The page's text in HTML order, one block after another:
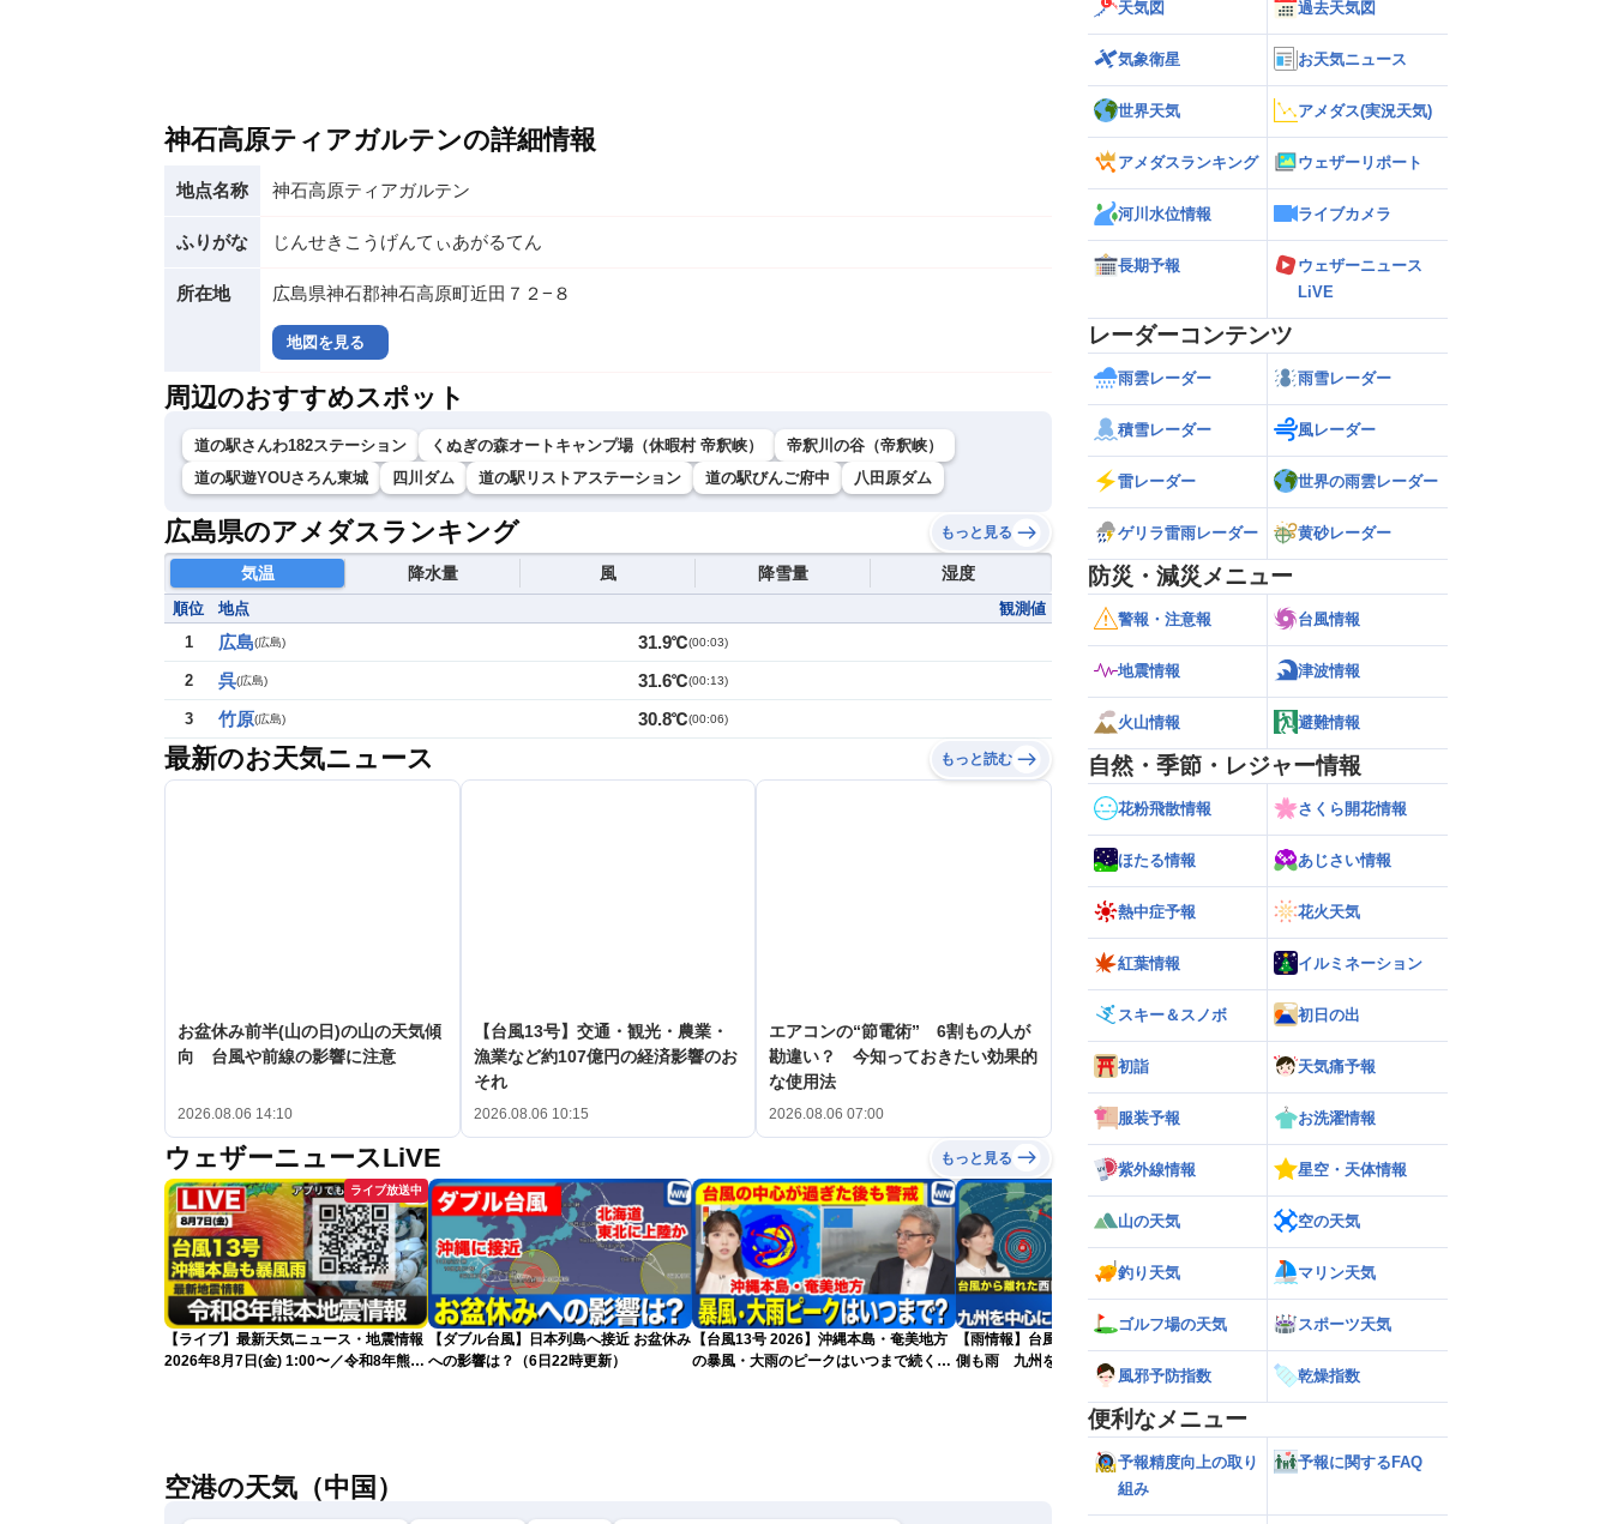
神石高原ティアガルテンの詳細情報
地点名称 神石高原ティアガルテン
ふりがな じんせきこうげんてぃあがるてん
所在地 広島県神石郡神石高原町近田７２−８
地図を見る
周辺のおすすめスポット
道の駅さんわ182ステーション くぬぎの森オートキャンプ場（休暇村 帝釈峡）
帝釈川の谷（帝釈峡）
道の駅遊YOUさろん東城
四川ダム 道の駅リストアステーション 道の駅びんご府中 八田原ダム
広島県のアメダスランキング もっと見る
気温 降水量 風 降雪量 湿度
順位 地点
観測値
1
広島(広島) 31.9℃(00:03)
2 呉(広島) 31.6℃(00:13)
3 竹原(広島) 30.8℃(00:06)
最新のお天気ニュース もっと読む
お盆休み前半(山の日)の山の天気傾
向 台風や前線の影響に注意
2026.08.06 14:10
【台風13号】交通・観光・農業・
漁業など約107億円の経済影響のお
それ
2026.08.06 10:15
エアコンの“節電術” 6割もの人が
勘違い？ 今知っておきたい効果的
な使用法
2026.08.06 07:00
ウェザーニュースLiVE もっと見る
ライブ放送中
【ライブ】最新天気ニュース・地震情報
2026年8月7日(金) 1:00〜／令和8年熊本
【ダブル台風】日本列島へ接近 お盆休み
への影響は？（6日22時更新）
【台風13号 2026】沖縄本島・奄美地方
の暴風・大雨のピークはいつまで続く？
【雨情報】台風から離れた西日本太平洋
側も雨 九州を中心に大雨のおそれ
【熊本八代で39℃観測】被災地・熊本へ
台風による雨風の影響は？
空港の天気（中国）
天気図 過去天気図
気象衛星 お天気ニュース
世界天気 アメダス(実況天気)
アメダスランキング ウェザーリポート
河川水位情報 ライブカメラ
長期予報
ウェザーニュース
LiVE
レーダーコンテンツ
雨雲レーダー 雨雪レーダー
積雪レーダー 風レーダー
雷レーダー 世界の雨雲レーダー
ゲリラ雷雨レーダー 黄砂レーダー
防災・減災メニュー
警報・注意報 台風情報
地震情報 津波情報
火山情報 避難情報
自然・季節・レジャー情報
花粉飛散情報 さくら開花情報
ほたる情報 あじさい情報
熱中症予報 花火天気
紅葉情報 イルミネーション
スキー＆スノボ 初日の出
初詣 天気痛予報
服装予報 お洗濯情報
紫外線情報 星空・天体情報
山の天気 空の天気
釣り天気 マリン天気
ゴルフ場の天気 スポーツ天気
風邪予防指数 乾燥指数
便利なメニュー
予報精度向上の取り
組み
予報に関するFAQ